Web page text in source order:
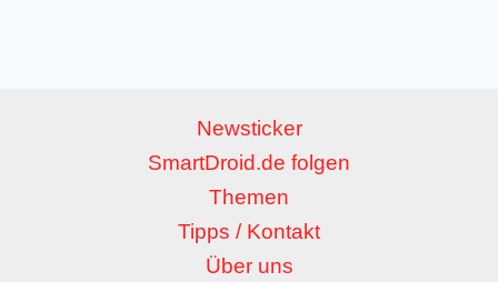
Newsticker
SmartDroid.de folgen
Themen
Tipps / Kontakt
Über uns